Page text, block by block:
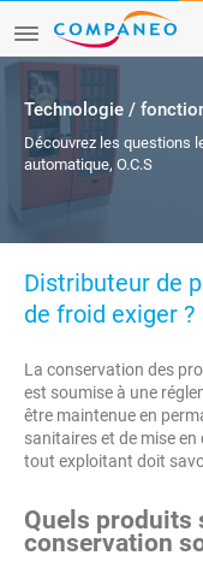
Technologie /
Découvrez les questions
automatique, O.C.S
Distributeur de
de froid exiger ?
La conservation des
est soumise à une
être maintenue en
sanitaires et de mise
tout exploitant doit
Quels produits
conservation